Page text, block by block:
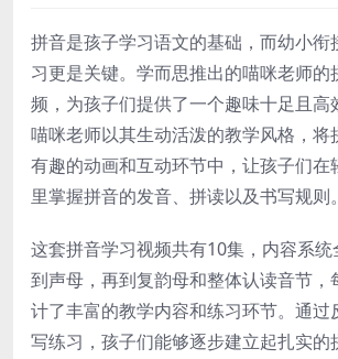
拼音是孩子学习语文的基础，而幼小衔
习更是关键。学而思推出的喵咪老师的
频，为孩子们提供了一个趣味十足且高
喵咪老师以其生动活泼的教学风格，将
有趣的动画和互动环节中，让孩子们在
里掌握拼音的发音、拼读以及书写规则。
这套拼音学习视频共有10集，内容系
到声母，再到复韵母和整体认读音节，
计了丰富的教学内容和练习环节。通过
写练习，孩子们能够逐步建立起扎实的